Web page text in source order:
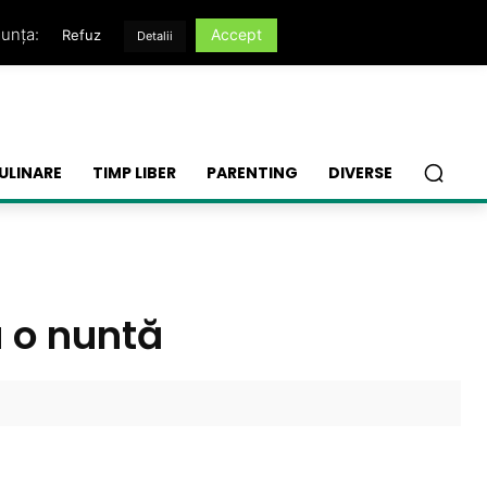
TIMP LIBER PARENTING DIVERSE
nuntă
Refuz Detalii Accept